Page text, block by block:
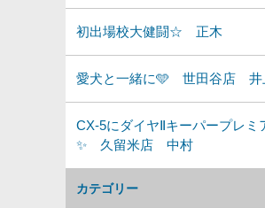
カテゴリー
初出場校大健闘☆ 正木
愛犬と一緒に🩵 世田谷店 井
CX-5にダイヤⅡキーパープレミ
✨️ 久留米店 中村